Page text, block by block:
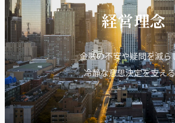
ッ
プ
経営理念
金融の不安や疑問を減ら
冷静な意思決定を支え